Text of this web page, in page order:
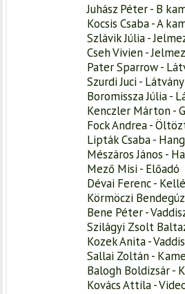
Juhász Péter - B
Kocsis Csaba - A
Szlávik Júlia -
Cseh Vivien -
Pater Sparrow -
Szurdi Juci -
Boromissza Júlia -
Kenczler Márton -
Fock Andrea -
Lipták Csaba -
Mészáros János -
Mező Misi - Előadó
Dévai Ferenc -
Körmöczi
Bene Péter -
Szilágyi Zsolt
Kozek Anita -
Sallai Zoltán -
Balogh Boldizsár -
Kovács Attila -